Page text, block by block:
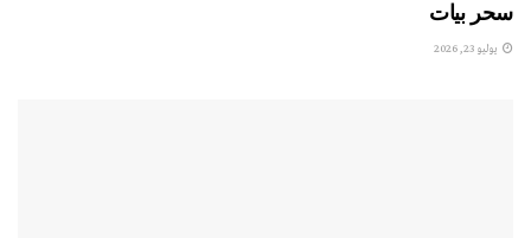
سحر بيات
يوليو 23, 2026